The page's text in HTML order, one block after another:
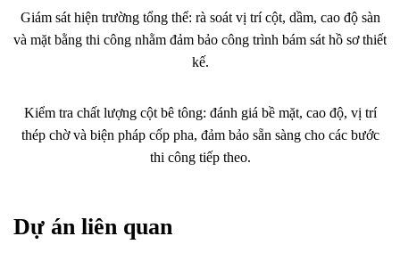
Giám sát hiện trường tổng thể: rà soát vị trí cột, dầm, cao độ sàn
và mặt bằng thi công nhằm đảm bảo công trình bám sát hồ sơ thiết
kế.
Kiểm tra chất lượng cột bê tông: đánh giá bề mặt, cao độ, vị trí
thép chờ và biện pháp cốp pha, đảm bảo sẵn sàng cho các bước
thi công tiếp theo.
Dự án liên quan